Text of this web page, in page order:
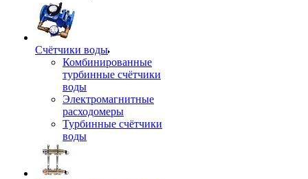
Счётчики воды
Комбинированные
турбинные счётчики
воды
Электромагнитные
расходомеры
Турбинные счётчики
воды